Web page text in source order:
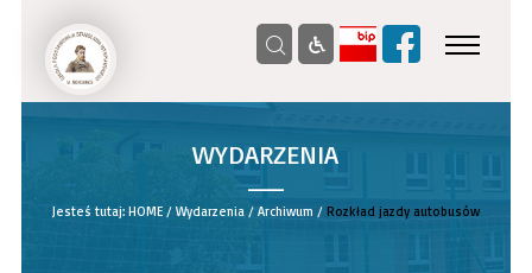
WYDARZENIA
__
Jesteś tutaj: HOME/ Wydarzenia/ Archiwum / Rozkład jazdy autobusów